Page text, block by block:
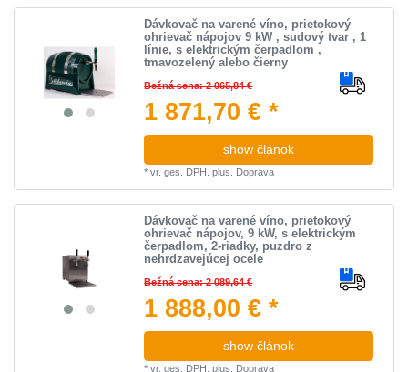
Dávkovač na varené víno, prietokový
ohrievač nápojov 9 kW , sudový tvar , 1
línie, s elektrickým čerpadlom ,
tmavozelený alebo čierny
Bežná cena: 2 065,84 €
1 871,70 € *
show článok
*vr. ges. DPH. plus. Doprava
Dávkovač na varené víno, prietokový
ohrievač nápojov, 9 kW, s elektrickým
čerpadlom, 2-riadky, puzdro z
nehrdzavejúcej ocele
Bežná cena: 2 089,64 €
1 888,00 € *
show článok
*vr. ges. DPH. plus. Doprava